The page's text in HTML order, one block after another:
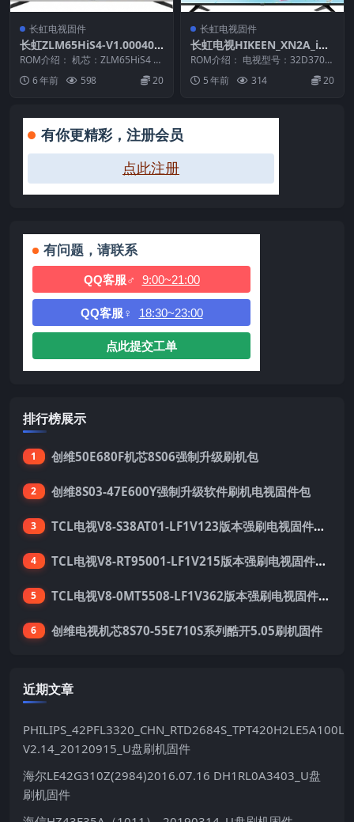
长虹电视固件
长虹ZLM65HiS4-V1.00040
版本USB整机软件刷机固件下
载
ROM介绍： 机芯：ZLM65HiS4 固
件版本：V1.00040 适用机型：
请...6 年前 598 20
长虹电视固件
长虹电视HIKEEN_XN2A_iDT
_2_32D3700i(LM8L)_V1.000
11U盘刷机电视固件包
ROM介绍： 电视型号：32D3700i
板：...5 年前 314 20
有你更精彩，注册会员
点此注册
有问题，请联系
QQ客服♂ 9:00~21:00
QQ客服♀ 18:30~23:00
点此提交工单
排行榜展示
1 创维50E680F机芯8S06强制升级刷机包
2 创维8S03-47E600Y强制升级软件刷机电视固件包
3 TCL电视V8-S38AT01-LF1V123版本强刷电视固件包下载
4 TCL电视V8-RT95001-LF1V215版本强刷电视固件包下载
5 TCL电视V8-0MT5508-LF1V362版本强刷电视固件包下载
6 创维电视机芯8S70-55E710S系列酷开5.05刷机固件
近期文章
V2.14_20120915_U盘刷机固件
海尔LE42G310Z(2984)2016.07.16 DH1RL0A3403_U盘
刷机固件